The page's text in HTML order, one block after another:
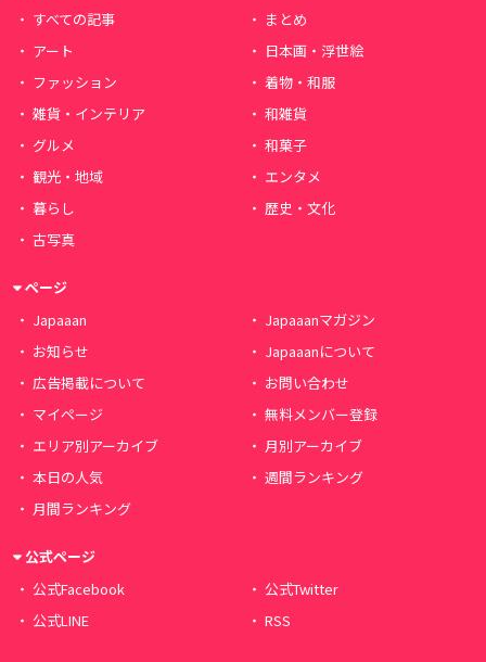
すべての記事
まとめ
アート
日本画・浮世絵
ファッション
着物・和服
雑貨・インテリア
和雑貨
グルメ
和菓子
観光・地域
エンタメ
暮らし
歴史・文化
古写真
ページ
Japaaan
Japaaanマガジン
お知らせ
Japaaanについて
広告掲載について
お問い合わせ
マイページ
無料メンバー登録
エリア別アーカイブ
月別アーカイブ
本日の人気
週間ランキング
月間ランキング
公式ページ
公式Facebook
公式Twitter
公式LINE
RSS